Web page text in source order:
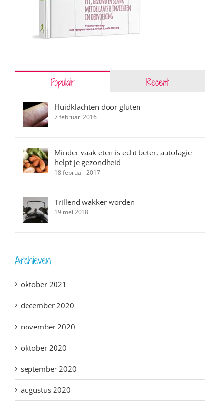
Populair Recent
Huidklachten door gluten
7 februari 2016
Minder vaak eten is echt beter, autofagie
helpt je gezondheid
18 februari 2017
Trillend wakker worden
19 mei 2018
Archieven
oktober 2021
december 2020
november 2020
oktober 2020
september 2020
augustus 2020